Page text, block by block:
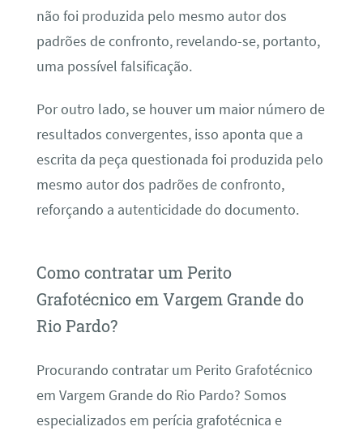
não foi produzida pelo mesmo autor dos
padrões de confronto, revelando-se, portanto,
uma possível falsificação.
Por outro lado, se houver um maior número de
resultados convergentes, isso aponta que a
escrita da peça questionada foi produzida pelo
mesmo autor dos padrões de confronto,
reforçando a autenticidade do documento.
Como contratar um Perito
Grafotécnico em Vargem Grande do
Rio Pardo?
Procurando contratar um Perito Grafotécnico
em Vargem Grande do Rio Pardo? Somos
especializados em perícia grafotécnica e